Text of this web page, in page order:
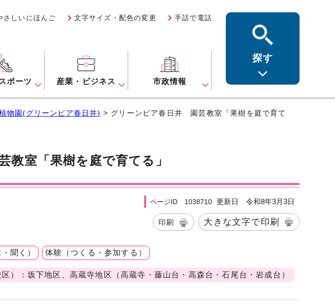
さしいにほんご 文字サイズ・配色の変更 手話で電話
ポーツ 産業・ビジネス 市政情報
探す
物園(グリーンピア春日井) > グリーンピア春日井 園芸教室「果樹を庭で育て
室「果樹を庭で育てる」
ページID 1038710 更新日 令和8年3月3日
印刷 大きな文字で印刷
聞く） 体験（つくる・参加する）
）：坂下地区、高蔵寺地区（高蔵寺・藤山台・高森台・石尾台・岩成台）